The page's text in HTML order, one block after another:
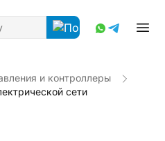
и контроллеры
сети